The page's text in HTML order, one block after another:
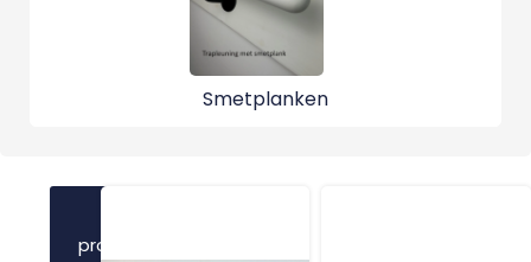
Smetplanken
producten